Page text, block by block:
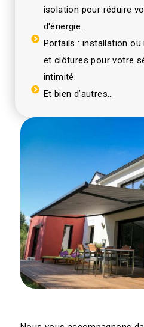
isolation pour réduire
d'énergie.
Portails : installation ou
et clôtures pour votre
intimité.
Et bien d’autres…